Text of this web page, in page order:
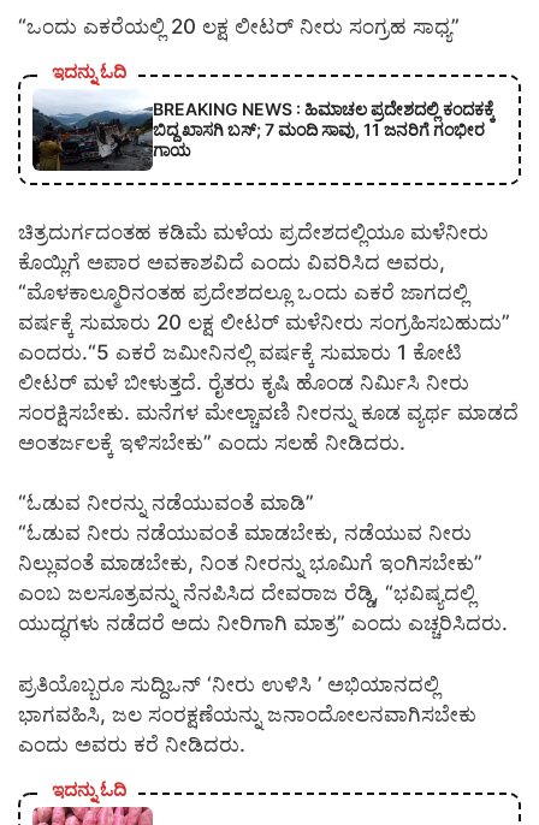
“ಒಂದು ಎಕರೆಯಲ್ಲಿ 20 ಲಕ್ಷ ಲೀಟರ್ ನೀರು ಸಂಗ್ರಹ ಸಾಧ್ಯ”
ಇದನ್ನು ಓದಿ
BREAKING NEWS : ಹಿಮಾಚಲ ಪ್ರದೇಶದಲ್ಲಿ ಕಂದಕಕ್ಕೆ
ಬಿದ್ದ ಖಾಸಗಿ ಬಸ್; 7 ಮಂದಿ ಸಾವು, 11 ಜನರಿಗೆ ಗಂಭೀರ
ಗಾಯ
ಚಿತ್ರದುರ್ಗದಂತಹ ಕಡಿಮೆ ಮಳೆಯ ಪ್ರದೇಶದಲ್ಲಿಯೂ ಮಳೆನೀರು
ಕೊಯ್ಲಿಗೆ ಅಪಾರ ಅವಕಾಶವಿದೆ ಎಂದು ವಿವರಿಸಿದ ಅವರು,
“ಮೊಳಕಾಲ್ಮೂರಿನಂತಹ ಪ್ರದೇಶದಲ್ಲೂ ಒಂದು ಎಕರೆ ಜಾಗದಲ್ಲಿ
ವರ್ಷಕ್ಕೆ ಸುಮಾರು 20 ಲಕ್ಷ ಲೀಟರ್ ಮಳೆನೀರು ಸಂಗ್ರಹಿಸಬಹುದು”
ಎಂದರು.“5 ಎಕರೆ ಜಮೀನಿನಲ್ಲಿ ವರ್ಷಕ್ಕೆ ಸುಮಾರು 1 ಕೋಟಿ
ಲೀಟರ್ ಮಳೆ ಬೀಳುತ್ತದೆ. ರೈತರು ಕೃಷಿ ಹೊಂಡ ನಿರ್ಮಿಸಿ ನೀರು
ಸಂರಕ್ಷಿಸಬೇಕು. ಮನೆಗಳ ಮೇಲ್ಚಾವಣಿ ನೀರನ್ನು ಕೂಡ ವ್ಯರ್ಥ ಮಾಡದೆ
ಅಂತರ್ಜಲಕ್ಕೆ ಇಳಿಸಬೇಕು” ಎಂದು ಸಲಹೆ ನೀಡಿದರು.
“ಓಡುವ ನೀರನ್ನು ನಡೆಯುವಂತೆ ಮಾಡಿ”
“ಓಡುವ ನೀರು ನಡೆಯುವಂತೆ ಮಾಡಬೇಕು, ನಡೆಯುವ ನೀರು
ನಿಲ್ಲುವಂತೆ ಮಾಡಬೇಕು, ನಿಂತ ನೀರನ್ನು ಭೂಮಿಗೆ ಇಂಗಿಸಬೇಕು”
ಎಂಬ ಜಲಸೂತ್ರವನ್ನು ನೆನಪಿಸಿದ ದೇವರಾಜ ರೆಡ್ಡಿ, “ಭವಿಷ್ಯದಲ್ಲಿ
ಯುದ್ಧಗಳು ನಡೆದರೆ ಅದು ನೀರಿಗಾಗಿ ಮಾತ್ರ” ಎಂದು ಎಚ್ಚರಿಸಿದರು.
ಪ್ರತಿಯೊಬ್ಬರೂ ಸುದ್ದಿಒನ್‌ ‘ನೀರು ಉಳಿಸಿ ’ ಅಭಿಯಾನದಲ್ಲಿ
ಭಾಗವಹಿಸಿ, ಜಲ ಸಂರಕ್ಷಣೆಯನ್ನು ಜನಾಂದೋಲನವಾಗಿಸಬೇಕು
ಎಂದು ಅವರು ಕರೆ ನೀಡಿದರು.
ಇದನ್ನು ಓದಿ